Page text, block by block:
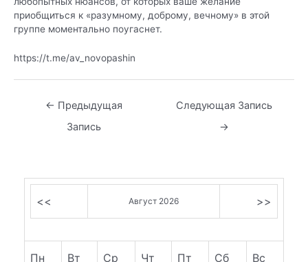
приобщиться к «разумному, доброму, вечному» в этой
группе моментально поугаснет.
https://t.me/av_novopashin
Навигация
← Предыдущая
Запись
Следующая Запись
→
<< Август 2026 >>
Пн Вт Ср Чт Пт Сб Вс